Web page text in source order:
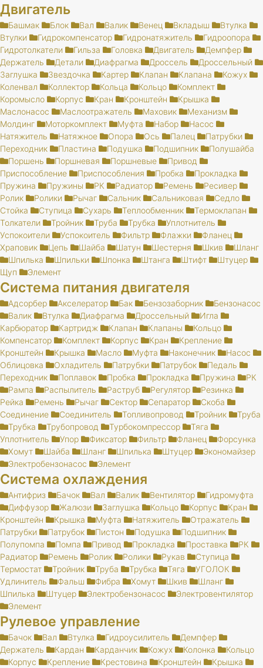
Двигатель
Башмак Блок Вал Валик Венец Вкладыш
Втулка
Втулки
Гидрокомпенсатор Гидронатяжитель
Гидроопора
Гидротолкатели
Гильза Головка Двигатель
Демпфер
Держатель
Детали Диафрагма Дроссель
Дроссельный
Заглушка
Звездочка Картер Клапан Клапана
Кожух
Коленвал
Коллектор Кольца Кольцо
Комплект
Коромысло
Корпус Кран Кронштейн
Крышка
Маслонасос
Маслоотражатель Маховик
Механизм
Молдинг
Моторкомплект Муфта Набор
Насос
Натяжитель
Натяжное Опора Ось Палец
Патрубки
Переходник
Пластина Подушка Подшипник
Полушайба
Поршень
Поршневая Поршневые
Привод
Приспособление
Приспособления Пробка
Прокладка
Пружина
Пружины РК Радиатор Ремень
Ресивер
Ролик
Ролики Рычаг Сальник Сальниковая
Седло
Стойка
Ступица Сухарь Теплообменник
Термоклапан
Толкатели
Тройник Труба Трубка
Уплотнитель
Успокоители
Успокоитель Фильтр Флажки
Фланец
Храповик
Цепь Шайба Шатун Шестерня Шкив
Шланг
Шпилька
Шпильки Шпонка Штанга Штифт
Штуцер
Щуп
Элемент
Система питания двигателя
Адсорбер Акселератор Бак Бензозаборник
Бензонасос
Валик
Втулка Диафрагма Дроссельный
Игла
Карбюратор
Картридж Клапан Клапаны
Кольцо
Компенсатор
Комплект Корпус Кран
Крепление
Кронштейн
Крышка Масло Муфта Наконечник
Насос
Облицовка
Охладитель Патрубки Патрубок
Педаль
Переходник
Поплавок Пробка Прокладка Пружина
РК
Рампа
Распылитель Раструб Регулятор
Резинка
Рейка
Ремень Рычаг Сектор Сепаратор
Скоба
Соединение
Соединитель Топливопровод Тройник
Труба
Трубка
Трубопровод Турбокомпрессор
Тяга
Уплотнитель
Упор Фиксатор Фильтр Фланец
Форсунка
Хомут
Шайба Шланг Шпилька Штуцер
Экономайзер
Электробензонасос
Элемент
Система охлаждения
Антифриз Бачок Вал Валик Вентилятор
Гидромуфта
Диффузор
Жалюзи Заглушка Кольцо Корпус
Кран
Кронштейн
Крышка Муфта Натяжитель
Отражатель
Патрубки
Патрубок Пистон Подушка
Подшипник
Полупомпа
Помпа Привод Прокладка Проставка
РК
Радиатор
Ремень Ролик Ролики Рукав
Ступица
Термостат
Тройник Труба Трубка Тяга
УГОЛОК
Удлинитель
Фальш Фибра Хомут Шкив
Шланг
Шпилька
Штуцер Электробензонасос
Электровентилятор
Элемент
Рулевое управление
Бачок Вал Втулка Гидроусилитель
Демпфер
Держатель
Кардан Карданчик Кожух Колонка
Кольцо
Корпус
Крепление Крестовина Кронштейн
Крышка